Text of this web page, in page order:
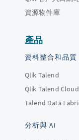
資源物件庫
產品
資料整合和品質
Qlik Talend
Qlik Talend Cloud
Talend Data
分析與 AI